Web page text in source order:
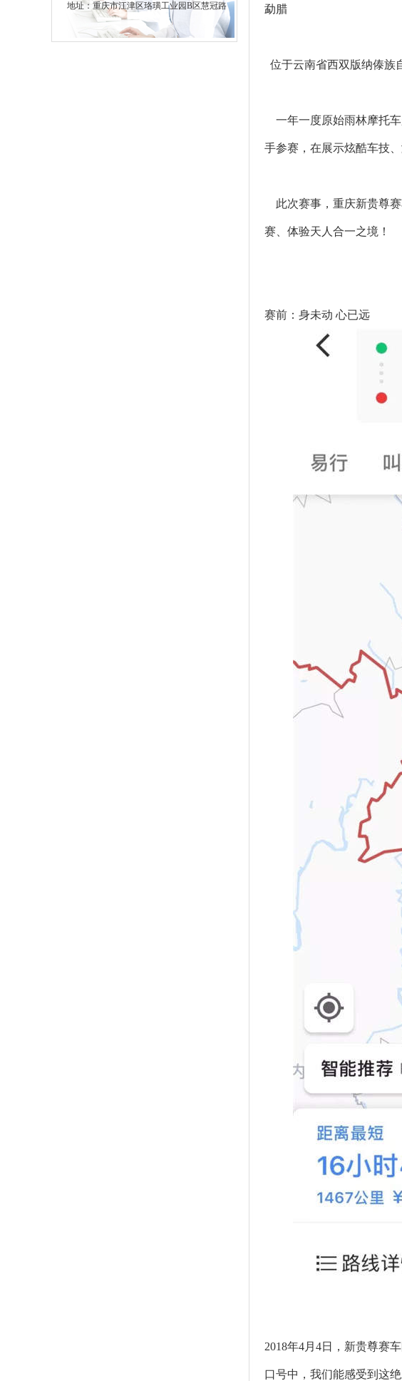
地址：重庆市江津区珞璜工业园B区慧冠路 勐腊
位于云南省西双版纳傣族
一年一度原始雨林摩托车
手参赛，在展示炫酷车技
此次赛事，重庆新贵尊
赛、体验天人合一之境！
赛前：身未动 心已远
2018年4月4日，新贵尊赛
口号中，我们能感受到这